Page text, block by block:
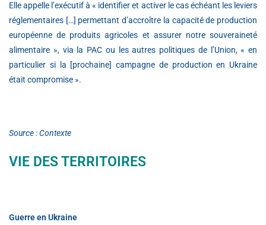
Elle appelle l’exécutif à « identifier et activer le cas échéant les leviers
réglementaires […] permettant d’accroître la capacité de production
européenne de produits agricoles et assurer notre souveraineté
alimentaire », via la PAC ou les autres politiques de l’Union, « en
particulier si la [prochaine] campagne de production en Ukraine
était compromise ».
Source : Contexte
VIE DES TERRITOIRES
Guerre en Ukraine